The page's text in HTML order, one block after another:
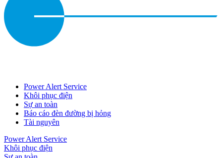
Power Alert Service
Khôi phục điện
Sự an toàn
Báo cáo đèn đường bị hỏng
Tài nguyên
Power Alert Service
Khôi phục điện